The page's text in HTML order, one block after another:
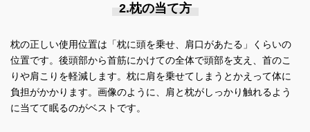
2.枕の当て方
枕の正しい使用位置は「枕に頭を乗せ、肩口があたる」くらいの
位置です。後頭部から首筋にかけての全体で頭部を支え、首のこ
りや肩こりを軽減します。枕に肩を乗せてしまうとかえって体に
負担がかかります。画像のように、肩と枕がしっかり触れるよう
に当てて眠るのがベストです。